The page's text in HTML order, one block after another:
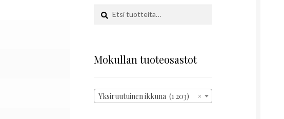
Etsi:
Haku
Mokullan tuoteosastot
×
Yksiruutuinen ikkuna (1 203)